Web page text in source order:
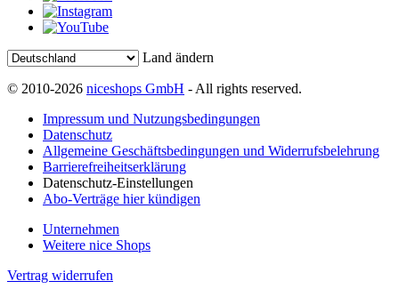
Land ändern
© 2010-2026 niceshops GmbH - All rights reserved.
Impressum und Nutzungsbedingungen
Datenschutz
Allgemeine Geschäftsbedingungen und Widerrufsbelehrung
Barrierefreiheitserklärung
Datenschutz-Einstellungen
Abo-Verträge hier kündigen
Unternehmen
Weitere nice Shops
Vertrag widerrufen